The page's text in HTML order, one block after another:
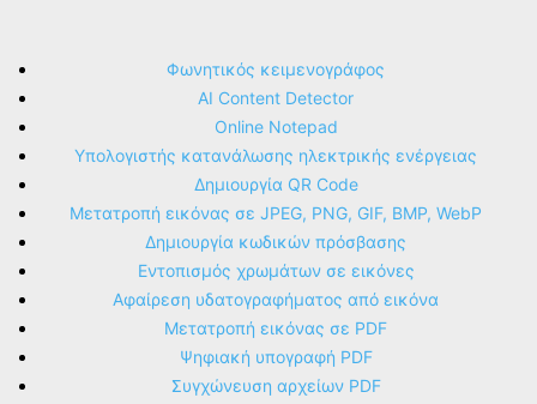
Φωνητικός κειμενογράφος
AI Content Detector
Online Notepad
Υπολογιστής κατανάλωσης ηλεκτρικής ενέργειας
Δημιουργία QR Code
Μετατροπή εικόνας σε JPEG, PNG, GIF, BMP, WebP
Δημιουργία κωδικών πρόσβασης
Εντοπισμός χρωμάτων σε εικόνες
Αφαίρεση υδατογραφήματος από εικόνα
Μετατροπή εικόνας σε PDF
Ψηφιακή υπογραφή PDF
Συγχώνευση αρχείων PDF